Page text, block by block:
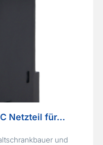
Netzteil für…
und